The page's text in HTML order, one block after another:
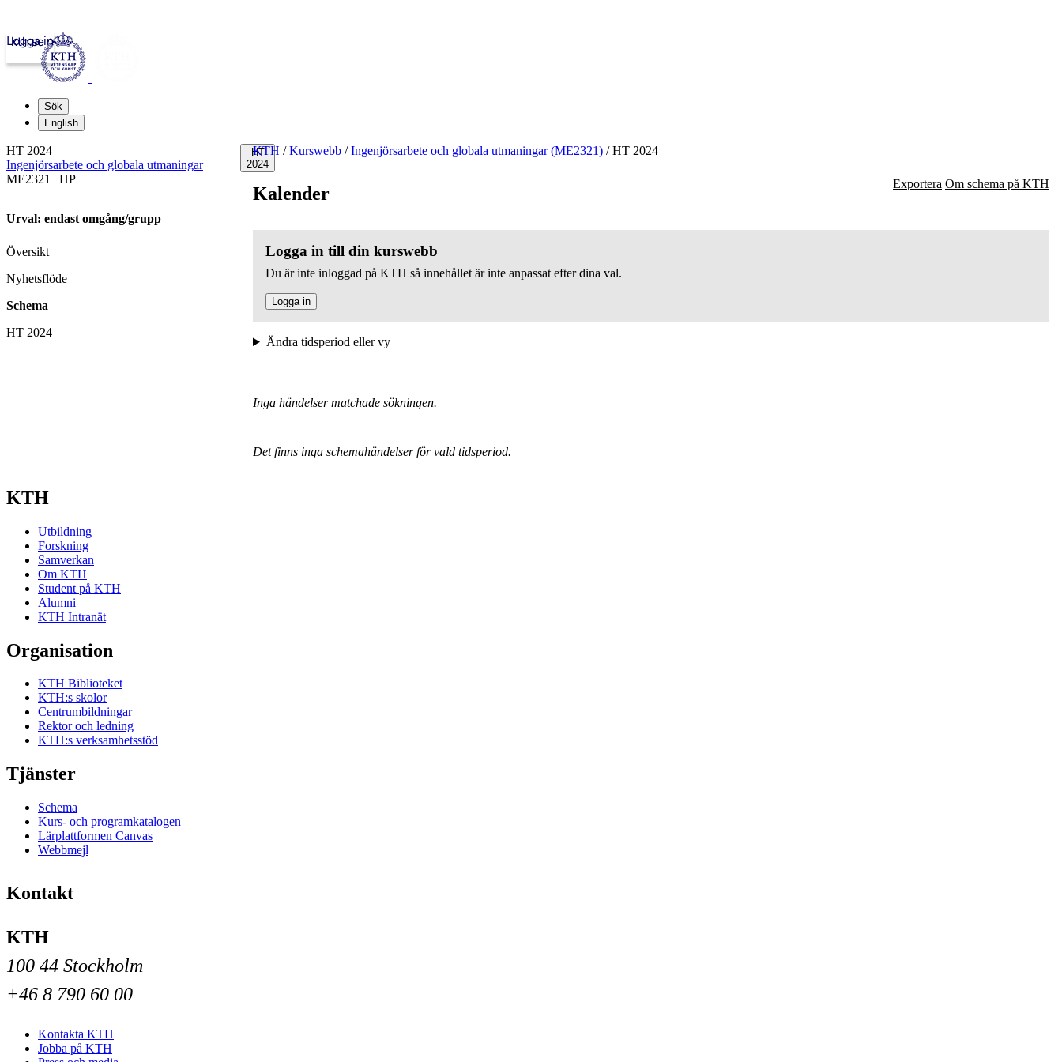
kth.se
Logga in
Sök
English
HT
2024
KTH / Kurswebb / Ingenjörsarbete och globala utmaningar (ME2321) /HT 2024
Kalender Exportera Om schema på KTH
Logga in till din kurswebb
Du är inte inloggad på KTH så innehållet är inte anpassat efter dina val.
Logga in
Ändra tidsperiod eller vy
Inga händelser matchade sökningen.
Det finns inga schemahändelser för vald tidsperiod.
HT 2024
Ingenjörsarbete och globala utmaningar
ME2321 | HP
Urval: endast omgång/grupp
Översikt
Nyhetsflöde
Schema
HT 2024
KTH
Utbildning
Forskning
Samverkan
Om KTH
Student på KTH
Alumni
KTH Intranät
Organisation
KTH Biblioteket
KTH:s skolor
Centrumbildningar
Rektor och ledning
KTH:s verksamhetsstöd
Tjänster
Schema
Kurs- och programkatalogen
Lärplattformen Canvas
Webbmejl
Kontakt
KTH
100 44 Stockholm
+46 8 790 60 00
Kontakta KTH
Jobba på KTH